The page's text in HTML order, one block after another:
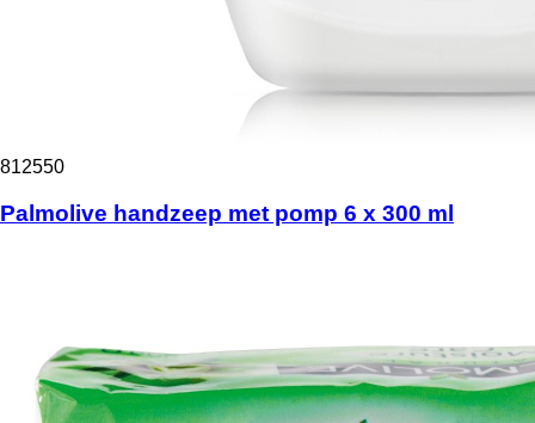
812550
Palmolive handzeep met pomp 6 x 300 ml